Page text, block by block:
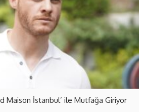
Maison İstanbul’ ile Mutfağa Giriyor